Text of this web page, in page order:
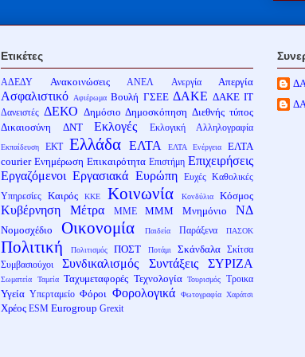
Ετικέτες
ΑΔΕΔΥ Ανακοινώσεις ΑΝΕΛ Ανεργία Απεργία
Ασφαλιστικό Αφιέρωμα Βουλή ΓΣΕΕ ΔΑΚΕ ΔΑΚΕ ΙΤ
Δανειστές ΔΕΚΟ Δημόσιο Δημοσκόπηση Διεθνής τύπος
Δικαιοσύνη
ΔΝΤ Εκλογές Εκλογική Αλληλογραφία
Εκπαίδευση ΕΚΤ Ελλάδα ΕΛΤΑ ΕΛΤΑ Ενέργεια
ΕΛΤΑ
courier Ενημέρωση Επικαιρότητα Επιστήμη Επιχειρήσεις
Εργαζόμενοι Εργασιακά Ευρώπη Ευχές Καθολικές
Υπηρεσίες
Καιρός ΚΚΕ Κοινωνία Κονδύλια Κόσμος
Κυβέρνηση Μέτρα ΜΜΕ ΜΜΜ Μνημόνιο ΝΔ
Νομοσχέδιο Οικονομία Παιδεία Παράξενα ΠΑΣΟΚ
Πολιτική Πολιτισμός ΠΟΣΤ Ποτάμι Σκάνδαλα
Σκίτσα
Συμβασιούχοι
Συνδικαλισμός Συντάξεις ΣΥΡΙΖΑ
Σωματεία Ταμεία Ταχυμεταφορές Τεχνολογία Τουρισμός Τροικα
Υγεία Υπερταμείο Φόροι Φορολογικά Φωτογραφία Χαράτσι
Χρέος ESM Eurogroup Grexit